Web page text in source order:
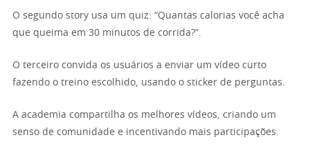
O segundo story usa um quiz: “Quantas calorias você acha
que queima em 30 minutos de corrida?”.
O terceiro convida os usuários a enviar um vídeo curto
fazendo o treino escolhido, usando o sticker de perguntas.
A academia compartilha os melhores vídeos, criando um
senso de comunidade e incentivando mais participações.